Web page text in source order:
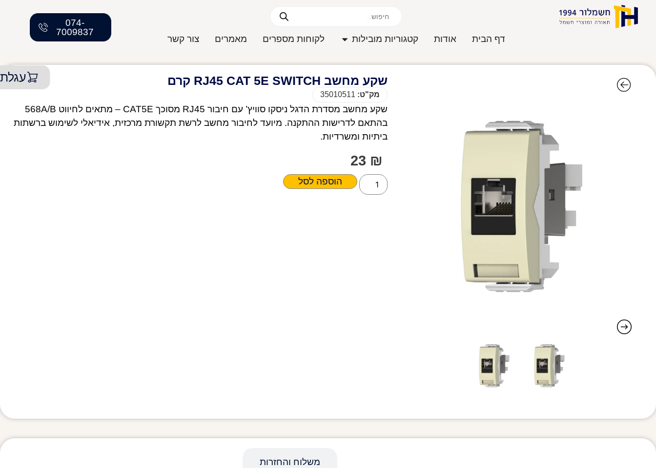
דף הבית אודות קטגוריות מובילות לקוחות מספרים מאמרים צור קשר
074-
7009837
שקע מחשב RJ45 CAT 5E SWITCH קרם
מק"ט: 35010511
שקע מחשב מסדרת הדגל ניסקו סוויץ’ עם חיבור RJ45 מסוכך CAT5E – מתאים לחיווט 568A/B
בהתאם לדרישות ההתקנה. מיועד לחיבור מחשב לרשת תקשורת מרכזית, אידיאלי לשימוש ברשתות
ביתיות ומשרדיות.
23 ₪
הוספה לסל
משלוח והחזרות